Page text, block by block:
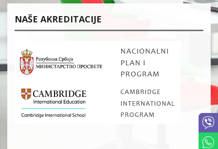
NAŠE AKREDITACIJE